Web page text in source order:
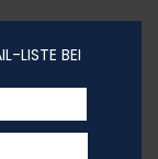
LISTE BEI